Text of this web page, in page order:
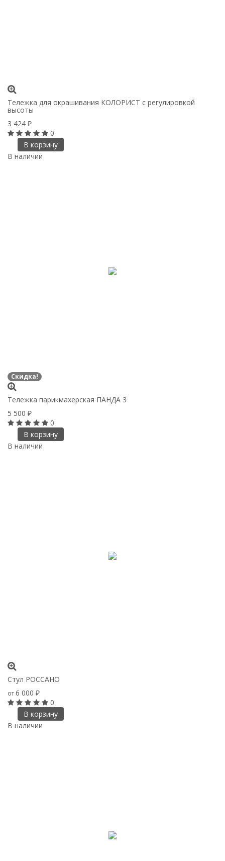
Тележка для окрашивания КОЛОРИСТ с регулировкой
высоты
3 424 ₽
0
В корзину
В наличии
Скидка!
Тележка парикмахерская ПАНДА 3
5 500 ₽
0
В корзину
В наличии
Стул РОССАНО
от6 000 ₽
0
В корзину
В наличии